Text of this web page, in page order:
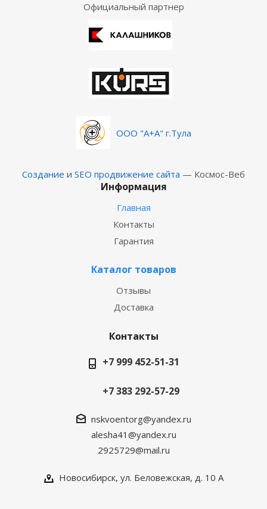
Официальный партнер
ООО "А+А" г.Тула
Создание и SEO продвижение сайта — Космос-Веб
Информация
Главная
Контакты
Гарантия
Каталог товаров
Отзывы
Доставка
Контакты
+7 999 452-51-31
+7 383 292-57-29
nskvoentorg@yandex.ru
alesha41@yandex.ru
2925729@mail.ru
Новосибирск, ул. Беловежская, д. 10 А